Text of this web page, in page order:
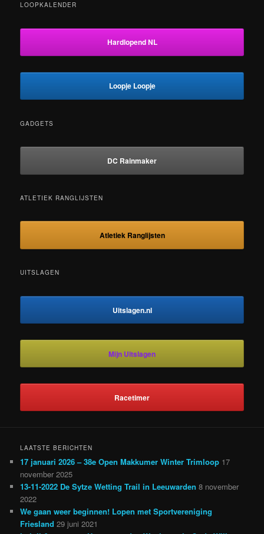
LOOPKALENDER
Hardlopend NL
Loopje Loopje
GADGETS
DC Rainmaker
ATLETIEK RANGLIJSTEN
Atletiek Ranglijsten
UITSLAGEN
Uitslagen.nl
Mijn Uitslagen
Racetimer
LAATSTE BERICHTEN
17 januari 2026 – 38e Open Makkumer Winter Trimloop 17
november 2025
13-11-2022 De Sytze Wetting Trail in Leeuwarden 8 november
2022
We gaan weer beginnen! Lopen met Sportvereniging
Friesland 29 juni 2021